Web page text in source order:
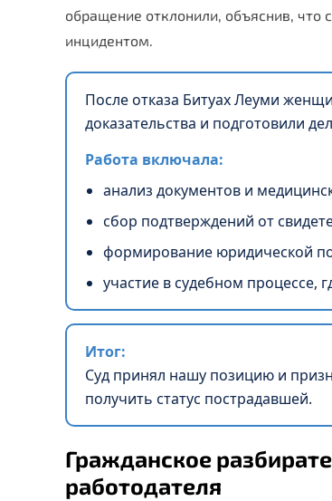
обращение отклонили, объяснив, что
инцидентом.
После отказа Битуах Леуми
доказательства и подготовили
Работа включала:
анализ документов и
сбор подтверждений от
формирование юридической
участие в судебном процессе,
Итог:
Суд принял нашу позицию и
получить статус пострадавшей.
Гражданское
работодателя